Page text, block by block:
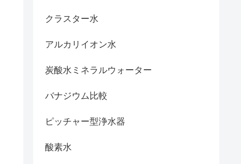
クラスター水
アルカリイオン水
炭酸水ミネラルウォーター
バナジウム比較
ピッチャー型浄水器
酸素水